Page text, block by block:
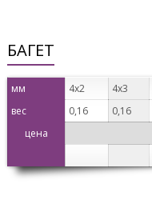
БАГЕТ
мм 4х2 4х3
вес
0,16 0,16
цена